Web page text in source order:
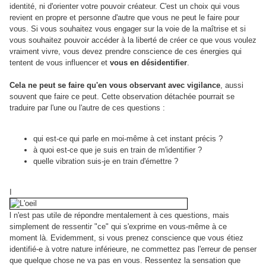
identité, ni d'orienter votre pouvoir créateur. C'est un choix qui vous
revient en propre et personne d'autre que vous ne peut le faire pour
vous. Si vous souhaitez vous engager sur la voie de la maîtrise et si
vous souhaitez pouvoir accéder à la liberté de créer ce que vous voulez
vraiment vivre, vous devez prendre conscience de ces énergies qui
tentent de vous influencer et vous en désidentifier.
Cela ne peut se faire qu'en vous observant avec vigilance, aussi
souvent que faire ce peut. Cette observation détachée pourrait se
traduire par l'une ou l'autre de ces questions :
qui est-ce qui parle en moi-même à cet instant précis ?
à quoi est-ce que je suis en train de m'identifier ?
quelle vibration suis-je en train d'émettre ?
l n'est pas utile de répondre mentalement à ces questions, mais
simplement de ressentir "ce" qui s'exprime en vous-même à ce
moment là. Evidemment, si vous prenez conscience que vous étiez
identifié-e à votre nature inférieure, ne commettez pas l'erreur de penser
que quelque chose ne va pas en vous. Ressentez la sensation que